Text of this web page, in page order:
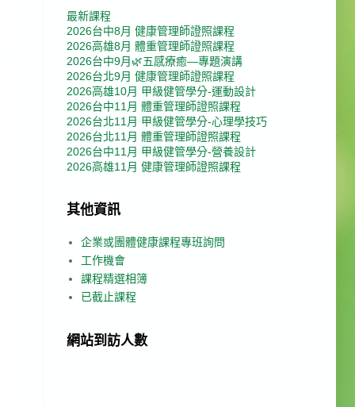
最新課程
2026台中8月 健康管理師證照課程
2026高雄8月 體重管理師證照課程
2026台中9月🌿五感療癒—專題演講
2026台北9月 健康管理師證照課程
2026高雄10月 甲級健管學分-運動設計
2026台中11月 體重管理師證照課程
2026台北11月 甲級健管學分-心理學技巧
2026台北11月 體重管理師證照課程
2026台中11月 甲級健管學分-營養設計
2026高雄11月 健康管理師證照課程
其他資訊
企業或團體健康課程專班詢問
工作機會
課程精選相簿
已截止課程
網站到訪人數